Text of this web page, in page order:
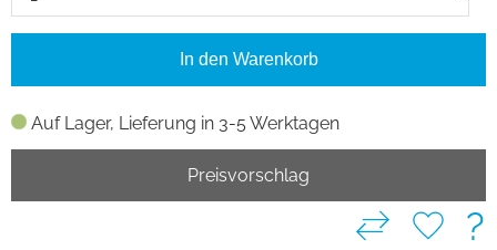
Auf Lager, Lieferung in 3-5 Werktagen
In den Warenkorb
Preisvorschlag
?